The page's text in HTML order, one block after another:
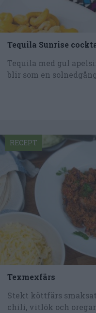
Tequila Sunrise
Tequila med gul
blir som en
Texmexfärs
Stekt köttfärs
chili, vitlök och
RECEPT